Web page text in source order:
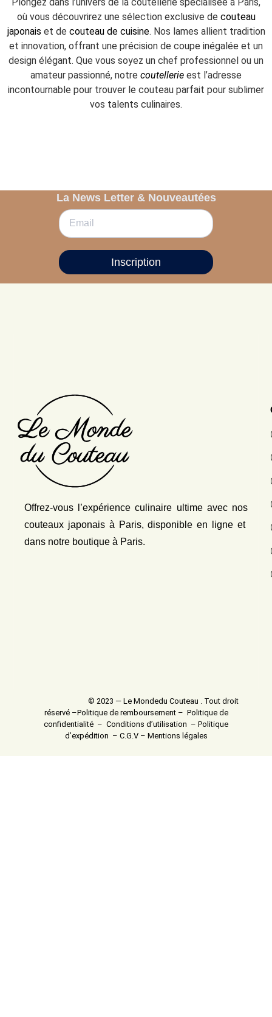
où vous découvrirez une sélection exclusive de couteau
japonais et de couteau de cuisine. Nos lames allient tradition
et innovation, offrant une précision de coupe inégalée et un
design élégant. Que vous soyez un chef professionnel ou un
amateur passionné, notre coutellerie est l’adresse
incontournable pour trouver le couteau parfait pour sublimer
vos talents culinaires.
La News Letter & Nouveautées
Inscription
Offrez-vous l’expérience culinaire ultime avec nos
couteaux japonais à Paris, disponible en ligne et
dans notre boutique à Paris.
© 2023 — Le Mondedu Couteau . Tout droit
réservé –Politique de remboursement – Politique de
confidentialité – Conditions d’utilisation – Politique
d’expédition – C.G.V– Mentions légales